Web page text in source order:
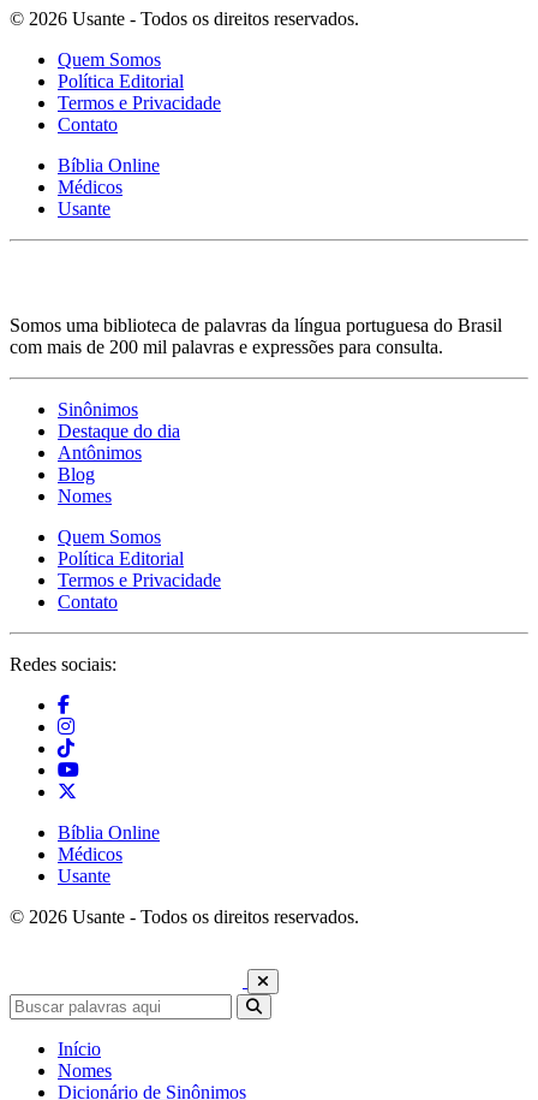
© 2026 Usante - Todos os direitos reservados.
Quem Somos
Política Editorial
Termos e Privacidade
Contato
Bíblia Online
Médicos
Usante
Somos uma biblioteca de palavras da língua portuguesa do Brasil
com mais de 200 mil palavras e expressões para consulta.
Sinônimos
Destaque do dia
Antônimos
Blog
Nomes
Quem Somos
Política Editorial
Termos e Privacidade
Contato
Redes sociais:
Bíblia Online
Médicos
Usante
© 2026 Usante - Todos os direitos reservados.
Início
Nomes
Dicionário de Sinônimos